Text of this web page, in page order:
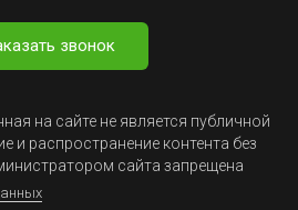
звонок
на сайте не является публичной
и распространение контента без
сайта запрещена